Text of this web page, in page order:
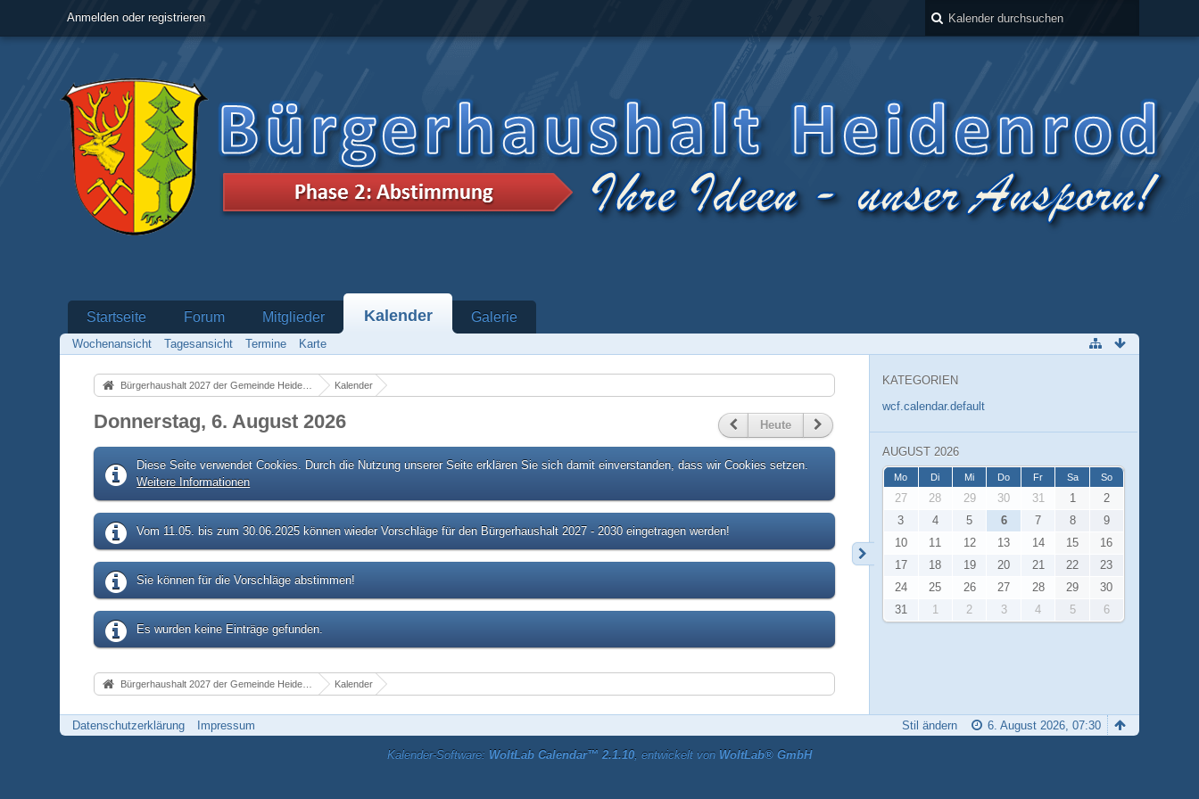
Anmelden oder registrieren
Startseite Forum Mitglieder Kalender Galerie
Wochenansicht Tagesansicht Termine Karte
Bürgerhaushalt 2027 der Gemeinde Heidenrod Kalender
Donnerstag, 6. August 2026 Heute
Diese Seite verwendet Cookies. Durch die Nutzung unserer Seite erklären Sie sich damit einverstanden, dass wir Cookies setzen.
Weitere Informationen
Vom 11.05. bis zum 30.06.2025 können wieder Vorschläge für den Bürgerhaushalt 2027 - 2030 eingetragen werden!
Sie können für die Vorschläge abstimmen!
Es wurden keine Einträge gefunden.
Bürgerhaushalt 2027 der Gemeinde Heidenrod Kalender
KATEGORIEN
wcf.calendar.default
AUGUST 2026
Mo Di Mi Do Fr Sa So
27 28 29 30 31 1
2
3
4 5 6 7 8
9
10
11 12 13 14 15
16
17
18 19 20 21 22
23
24
25 26 27 28 29
30
31
1 2 3 4 5 6
Datenschutzerklärung Impressum 6. August 2026, 07:30
Stil ändern
Kalender-Software: WoltLab Calendar™ 2.1.10, entwickelt von WoltLab® GmbH